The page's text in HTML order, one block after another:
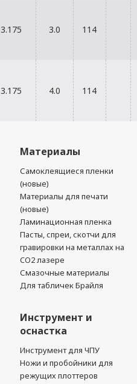
3.175 3.0 114
3.175 4.0 114
Материалы
Самоклеящиеся пленки
(новые)
Материалы для печати
(новые)
Ламинационная пленка
Пасты, спреи, скотчи для
гравировки на металлах на
CO2 лазере
Смазочные материалы
Для табличек Брайля
Инструмент и
оснастка
Инструмент для ЧПУ
Ножи и пробойники для
режущих плоттеров